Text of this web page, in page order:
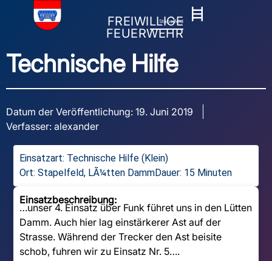
FREIWILLIGE
FEUERWEHR
Stapelfeld
Technische Hilfe
Datum der Veröffentlichung: 19. Juni 2019
Verfasser: alexander
Einsatzart: Technische Hilfe (Klein)
Ort: Stapelfeld, LÃ¼tten DammDauer: 15 Minuten
Einsatzbeschreibung:
…unser 4. Einsatz über Funk führet uns in den Lütten
Damm. Auch hier lag einstärkerer Ast auf der
Strasse. Während der Trecker den Ast beisite
schob, fuhren wir zu Einsatz Nr. 5….